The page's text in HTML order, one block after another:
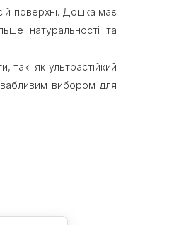
поверхні. Дошка має
натуральності та
такі як ультрастійкий
вибором для